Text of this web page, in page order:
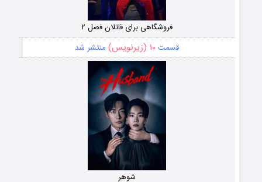
فروشگاهی برای قاتلان فصل ۲
قسمت۱۰ (زیرنویس) منتشر شد
شوهر